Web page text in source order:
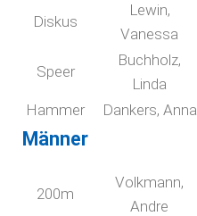
Diskus
Lewin,
Vanessa
Speer
Buchholz,
Linda
Hammer Dankers, Anna
Männer
200m
Volkmann,
Andre